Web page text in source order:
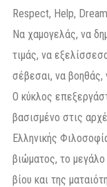
Respect, Help,
Να χαμογελάς, να
τιμάς, να
σέβεσαι, να βοηθάς,
Ο κύκλος
βασισμένο στις
Ελληνικής
βιώματος, το
βίου και της